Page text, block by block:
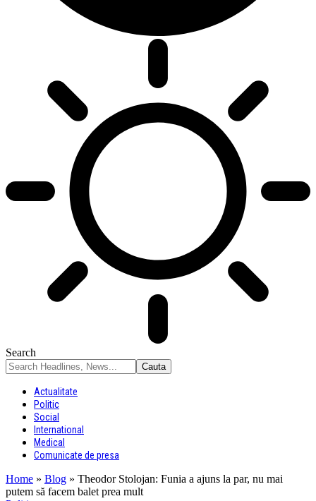
Search
Actualitate
Politic
Social
International
Medical
Comunicate de presa
Home » Blog » Theodor Stolojan: Funia a ajuns la par, nu mai
putem să facem balet prea mult